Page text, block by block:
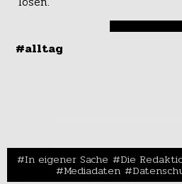
#alltag
In eigener Sache Die
Mediadaten